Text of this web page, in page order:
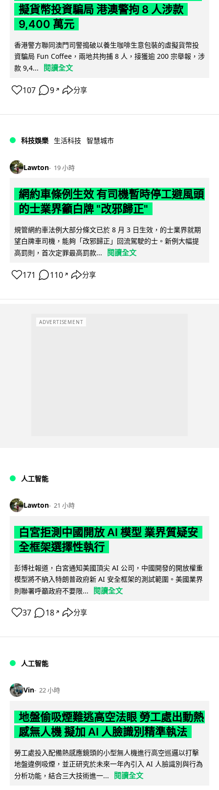
擬貨幣投資騙局 港澳警拘 8 人涉款
9,400 萬元
香港警方聯同澳門司警搗破以養生咖啡生意包裝的虛擬貨幣投
資騙局 Fun Coffee，兩地共拘捕 8 人，接獲逾 200 宗舉報，涉
款 9,4...
閱讀全文
107 9 ↗ 分享
科技娛樂 生活科技 智慧城市
Lawton 19 小時
網約車條例生效 有司機暫時停工避風頭
的士業界籲白牌 "改邪歸正"
規管網約車法例大部分條文已於 8 月 3 日生效，的士業界就期
望白牌車司機，能夠「改邪歸正」回流駕駛的士。新例大幅提
高罰則，首次定罪最高罰款...
閱讀全文
171 110 ↗ 分享
ADVERTISEMENT
人工智能
Lawton 21 小時
白宮拒測中國開放 AI 模型 業界質疑安
全框架選擇性執行
彭博社報道，白宮通知美國頂尖 AI 公司，中國開發的開放權重
模型將不納入特朗普政府新 AI 安全框架的測試範圍。美國業界
則聯署呼籲政府不要限...
閱讀全文
37 18 ↗ 分享
人工智能
Vin 22 小時
地盤偷吸煙難逃高空法眼 勞工處出動熱
感無人機 擬加 AI 人臉識別精準執法
勞工處投入配備熱感應鏡頭的小型無人機進行高空巡邏以打擊
地盤違例吸煙，並正研究於未來一年內引入 AI 人臉識別與行為
分析功能，結合三大技術進一...
閱讀全文